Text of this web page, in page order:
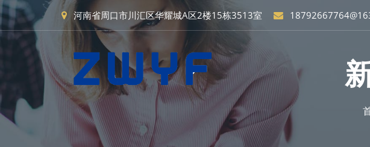
河南省周口市川汇区华耀城A区2楼15栋3513室